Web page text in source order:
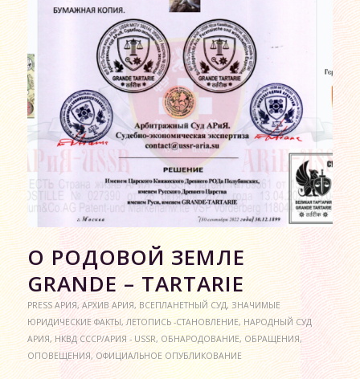
О РОДОВОЙ ЗЕМЛЕ
GRANDE – TARTARIE
PRESS АРИЯ,АРХИВ АРИЯ,ВСЕПЛАНЕТНЫЙ СУД,ЗНАЧИМЫЕ
ЮРИДИЧЕСКИЕ ФАКТЫ,ЛЕТОПИСЬ -СТАНОВЛЕНИЕ,НАРОДНЫЙ СУД
АРИЯ,НКВД СССР/АРИЯ - USSR,ОБНАРОДОВАНИЕ,ОБРАЩЕНИЯ,
ОПОВЕЩЕНИЯ,ОФИЦИАЛЬНОЕ ОПУБЛИКОВАНИЕ